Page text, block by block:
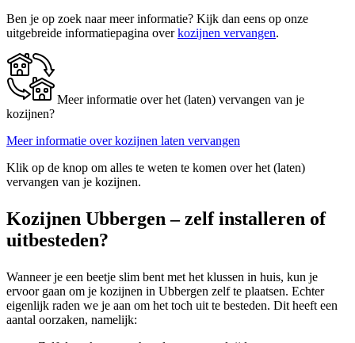
Ben je op zoek naar meer informatie? Kijk dan eens op onze
uitgebreide informatiepagina overkozijnen vervangen.
Meer informatie over het (laten) vervangen van je
kozijnen?
Meer informatie over kozijnen laten vervangen
Klik op de knop om alles te weten te komen over het (laten)
vervangen van je kozijnen.
Kozijnen Ubbergen – zelf installeren of
uitbesteden?
Wanneer je een beetje slim bent met het klussen in huis, kun je
ervoor gaan om je kozijnen in Ubbergen zelf te plaatsen. Echter
eigenlijk raden we je aan om het toch uit te besteden. Dit heeft een
aantal oorzaken, namelijk: